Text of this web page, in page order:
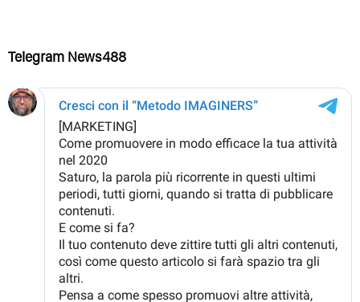
Telegram News488